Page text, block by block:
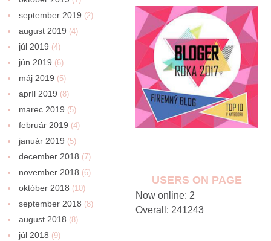
september 2019 (2)
august 2019 (4)
júl 2019 (4)
jún 2019 (6)
máj 2019 (5)
apríl 2019 (8)
marec 2019 (5)
február 2019 (4)
január 2019 (5)
december 2018 (7)
november 2018 (6)
október 2018 (10)
september 2018 (8)
august 2018 (8)
júl 2018 (9)
USERS ON PAGE
Now online: 2
Overall: 241243